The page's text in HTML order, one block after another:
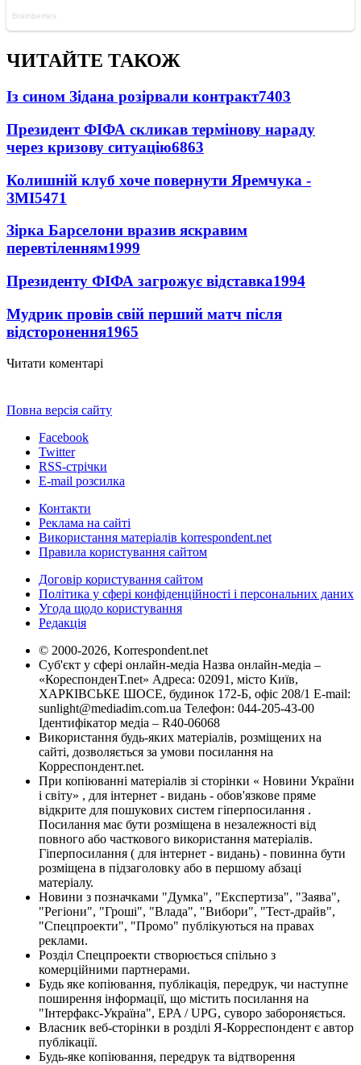
ЧИТАЙТЕ ТАКОЖ
Із сином Зідана розірвали контракт7403
Президент ФІФА скликав термінову нараду
через кризову ситуацію6863
Колишній клуб хоче повернути Яремчука -
ЗМІ5471
Зірка Барселони вразив яскравим
перевтіленням1999
Президенту ФІФА загрожує відставка1994
Мудрик провів свій перший матч після
відсторонення1965
Читати коментарі
Повна версія сайту
Facebook
Twitter
RSS-стрічки
E-mail розсилка
Контакти
Реклама на сайті
Використання матеріалів korrespondent.net
Правила користування сайтом
Договір користування сайтом
Політика у сфері конфіденційності і персональних даних
Угода щодо користування
Редакція
© 2000-2026, Korrespondent.net
Суб'єкт у сфері онлайн-медіа Назва онлайн-медіа –
«КореспонденТ.net» Адреса: 02091, місто Київ,
ХАРКІВСЬКЕ ШОСЕ, будинок 172-Б, офіс 208/1 E-mail:
sunlight@mediadim.com.ua Телефон: 044-205-43-00
Ідентифікатор медіа – R40-06068
Використання будь-яких матеріалів, розміщених на
сайті, дозволяється за умови посилання на
Корреспондент.net.
При копіюванні матеріалів зі сторінки « Новини України
і світу» , для інтернет - видань - обов'язкове пряме
відкрите для пошукових систем гіперпосилання .
Посилання має бути розміщена в незалежності від
повного або часткового використання матеріалів.
Гіперпосилання ( для інтернет - видань) - повинна бути
розміщена в підзаголовку або в першому абзаці
матеріалу.
Новини з позначками "Думка", "Експертиза", "Заява",
"Регіони", "Гроші", "Влада", "Вибори", "Тест-драйв",
"Спецпроекти", "Промо" публікуються на правах
реклами.
Розділ Спецпроекти створюється спільно з
комерційними партнерами.
Будь яке копіювання, публікація, передрук, чи наступне
поширення інформації, що містить посилання на
"Інтерфакс-Україна", EPA / UPG, суворо забороняється.
Власник веб-сторінки в розділі Я-Корреспондент є автор
публікації.
Будь-яке копіювання, передрук та відтворення